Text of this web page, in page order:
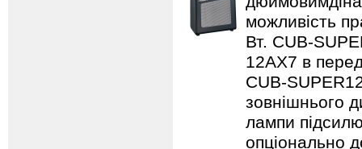
можливість
Вт. CUB-
12AX7 в
CUB-
зовнішнього
лампи
опціонально